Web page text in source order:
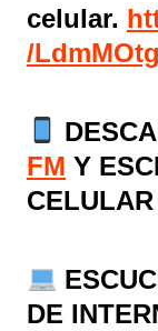
celular.
/
FM Y
DE